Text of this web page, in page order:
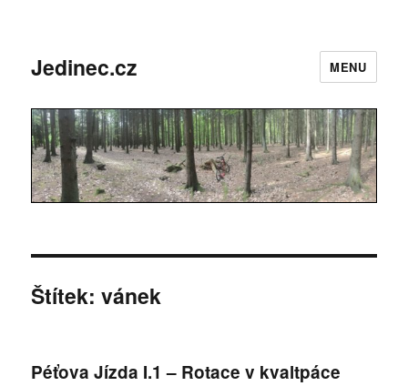
Jedinec.cz MENU
Štítek: vánek
Péťova Jízda I.1 – Rotace v kvaltpáce